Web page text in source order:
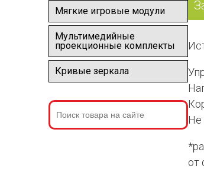
Мягкие игровые модули
Мультимедийные
проекционные комплекты
Кривые зеркала
Не
от